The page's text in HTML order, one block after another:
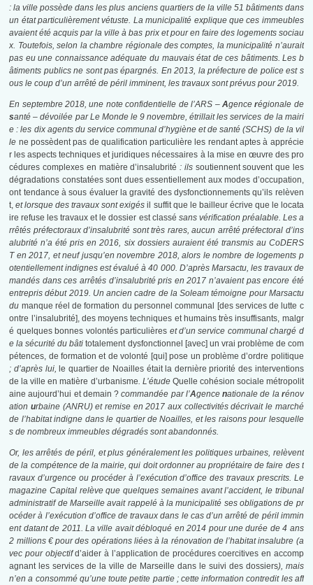
: la ville possède dans les plus anciens quartiers de la ville 51 bâtimentsdans
un état particulièrement vétuste. La municipalité explique que ces immeubles
avaient été acquis par la ville à bas prix et pour en faire des logements sociau
x. Toutefois, selon la chambre régionale des comptes, la municipalité n’aurait
pas eu une connaissance adéquate du mauvais état de ces bâtiments. Les b
âtiments publics ne sont pas épargnés. En 2013, la préfecture de police est s
ous le coup d’un arrêté de péril imminent, les travaux sont prévus pour 2019.
En septembre 2018, une note confidentielle de l’ARS – Agencerégionale de
santé – dévoilée par Le Monde le 9 novembre, étrillait les services de la mairi
e : les dix agents du service communal d’hygiène et de santé (SCHS) de la vil
le ne possèdent pas de qualification particulière les rendant aptes à apprécie
r les aspects techniques et juridiques nécessaires à la mise en œuvre des pro
cédures complexes en matière d’insalubrité : ils soutiennent souvent que les
dégradations constatées sont dues essentiellement aux modes d’occupation,
ont tendance à sous évaluer la gravité des dysfonctionnements qu’ils relèven
t,et lorsque des travaux sont exigés il suffit que le bailleur écrive que le locata
ire refuse les travaux et le dossier est classé sans vérification préalable. Les a
rrêtés préfectoraux d’insalubrité sont très rares, aucun arrêté préfectoral d’ins
alubrité n’a été pris en 2016, six dossiers auraient été transmis au CoDERS
T en 2017, et neuf jusqu’en novembre 2018, alors le nombre de logements p
otentiellement indignes est évalué à 40 000. D’après Marsactu, les travaux de
mandés dans ces arrêtés d’insalubrité pris en 2017 n’avaient pas encore été
entrepris début 2019. Un ancien cadre de la Soleam témoigne pour Marsactu
du manque réel de formation du personnel communal [des services de lutte c
ontre l’insalubrité], des moyens techniques et humains très insuffisants, malgr
é quelques bonnes volontés particulières et d’un service communal chargé d
e la sécurité du bâtitotalement dysfonctionnel [avec] un vrai problème de com
pétences, de formation et de volonté [qui] pose un problème d’ordre politique
; d’après lui, le quartier de Noailles était la dernière priorité des interventions
de la ville en matière d’urbanisme. L’étude Quelle cohésion sociale métropolit
aine aujourd’hui et demain ? commandée par l’Agencenationale de la rénov
ation urbaine (ANRU) et remise en 2017 aux collectivités décrivait le marché
de l’habitat indigne dans le quartier de Noailles, et les raisons pour lesquelle
s de nombreux immeubles dégradés sont abandonnés.
Or, les arrêtés de péril, et plus généralement les politiques urbaines, relèvent
de la compétence de la mairie, qui doit ordonner au propriétaire de faire des t
ravaux d’urgence ou procéder à l’exécution d’office des travaux prescrits. Le
magazine Capital relève que quelques semaines avant l’accident, le tribunal
administratif de Marseille avait rappelé à la municipalité ses obligations de pr
océder à l’exécution d’office de travaux dans le cas d’un arrêté de péril immin
ent datant de 2011. La ville avait débloqué en 2014 pour une durée de 4 ans
2 millions € pour des opérations liées à la rénovation de l’habitat insalubre (a
vec pour objectifd’aider à l’application de procédures coercitives en accomp
agnant les services de la ville de Marseille dans le suivi des dossiers), mais
n’en a consommé qu’une toute petite partie ; cette information contredit les aff